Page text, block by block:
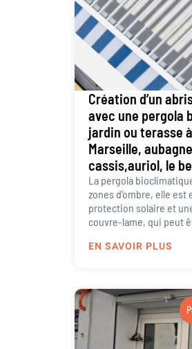
Création d’un
avec une pergola
jardin ou terasse
Marseille,
cassis,auriol, le
La pergola
zones d’ombre, elle
protection solaire et
couvre-lame, qui peut
EN SAVOIR PLUS